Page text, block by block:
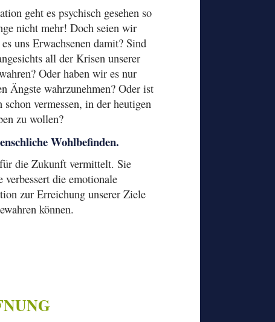
geht es psychisch gesehen so
nicht mehr! Doch seien wir
uns Erwachsenen damit? Sind
all der Krisen unserer
Oder haben wir es nur
Ängste wahrzunehmen? Oder ist
vermessen, in der heutigen
zu wollen?
Wohlbefinden.
die Zukunft vermittelt. Sie
die emotionale
zur Erreichung unserer Ziele
können.